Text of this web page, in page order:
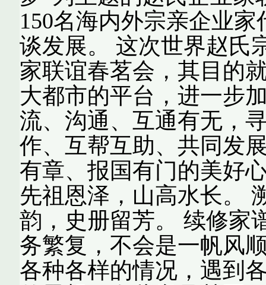
150名海内外宗亲企业
谈发展。 这次世界赵氏
家联谊春茗会，其目的
大都市的平台，进一步
流、沟通、互通有无，
作、互帮互助、共同发
有章、报国有门的美好
先祖恩泽，山高水长。
韵，史册留芳。 续修家
务繁复，不会是一帆风
各种各样的情况，遇到